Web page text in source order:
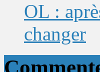
OL :
changer